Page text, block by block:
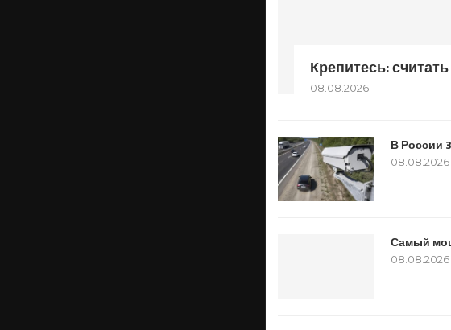
Крепитесь:
08.08.2026
В России
08.08.2026
Самый
08.08.2026